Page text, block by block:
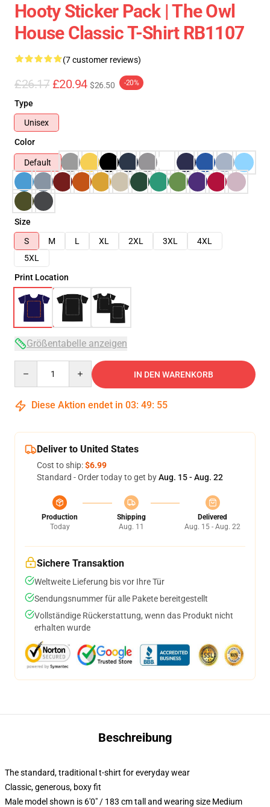
Hooty Sticker Pack | The Owl
House Classic T-Shirt RB1107
(7 customer reviews)
£26.17 £20.94 $26.50 -20%
Type
Unisex
Color
Default
Size
S
M L XL 2XL 3XL
4XL
5XL
Print Location
Größentabelle anzeigen
IN DEN WARENKORB
Diese Aktion endet in 03: 49: 54
Deliver to United States
Cost to ship:$6.99
Standard - Order today to get byAug. 15 - Aug. 22
Production
Today
Shipping
Aug. 11
Delivered
Aug. 15 - Aug. 22
Sichere Transaktion
Weltweite Lieferung bis vor Ihre Tür
Sendungsnummer für alle Pakete bereitgestellt
Vollständige Rückerstattung, wenn das Produkt nicht
erhalten wurde
Beschreibung
The standard, traditional t-shirt for everyday wear
Classic, generous, boxy fit
Male model shown is 6'0" / 183 cm tall and wearing size Medium